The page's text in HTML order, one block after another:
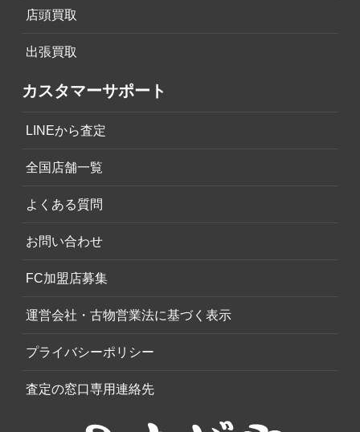
店頭買取
出張買取
カスタマーサポート
LINEから査定
全国店舗一覧
よくある質問
お問い合わせ
FC加盟店募集
運営会社・古物営業法に基づく表示
プライバシーポリシー
査定の窓口専用連絡先